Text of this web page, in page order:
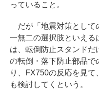
っていること。
だが「地震対策として
一無二の選択肢といえる
は、転倒防止スタンドだ
の転倒・落下防止部品で
り、FX750の反応を見
も検討してくという。